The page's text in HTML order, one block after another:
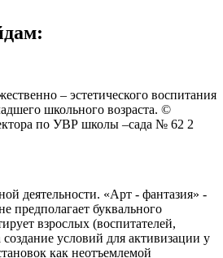
– эстетического воспитания
школьного возраста. ©
по УВР школы –сада № 62 2
деятельности. «Арт - фантазия» -
предполагает буквального
взрослых (воспитателей,
условий для активизации у
как неотъемлемой